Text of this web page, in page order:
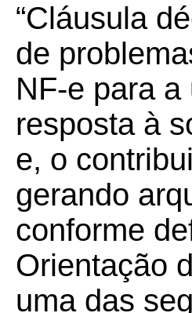
“Cláusula
de
NF-e para
resposta à
e, o
gerando
conforme
Orientação
uma das